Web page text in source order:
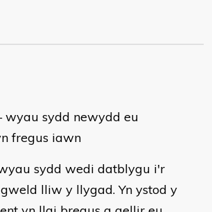
wyau sydd newydd eu
fregus iawn
sydd wedi datblygu i'r
lliw y llygad. Yn ystod y